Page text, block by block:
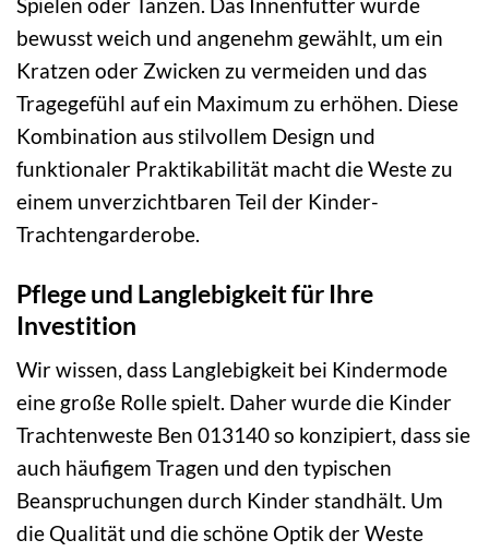
bewusst weich und angenehm gewählt, um ein
Kratzen oder Zwicken zu vermeiden und das
Tragegefühl auf ein Maximum zu erhöhen. Diese
Kombination aus stilvollem Design und
funktionaler Praktikabilität macht die Weste zu
einem unverzichtbaren Teil der Kinder-
Trachtengarderobe.
Pflege und Langlebigkeit für Ihre
Investition
Wir wissen, dass Langlebigkeit bei Kindermode
eine große Rolle spielt. Daher wurde die Kinder
Trachtenweste Ben 013140 so konzipiert, dass sie
auch häufigem Tragen und den typischen
Beanspruchungen durch Kinder standhält. Um
die Qualität und die schöne Optik der Weste